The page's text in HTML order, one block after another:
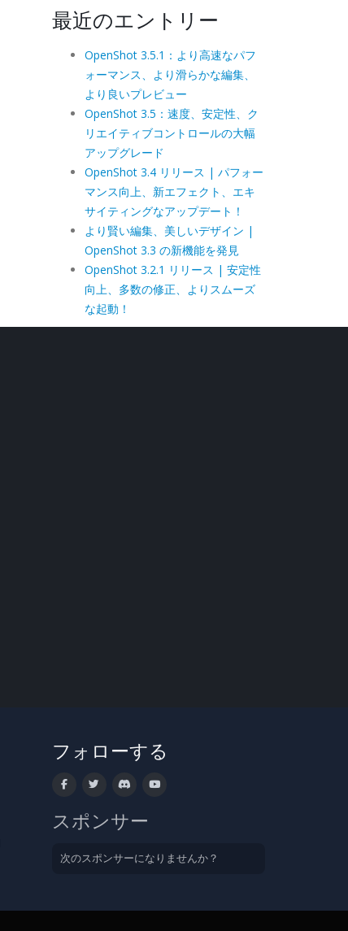
最近のエントリー
OpenShot 3.5.1：より高速なパフ
ォーマンス、より滑らかな編集、
より良いプレビュー
OpenShot 3.5：速度、安定性、ク
リエイティブコントロールの大幅
アップグレード
OpenShot 3.4 リリース | パフォー
マンス向上、新エフェクト、エキ
サイティングなアップデート！
より賢い編集、美しいデザイン |
OpenShot 3.3 の新機能を発見
OpenShot 3.2.1 リリース | 安定性
向上、多数の修正、よりスムーズ
な起動！
フォローする
スポンサー
次のスポンサーになりませんか？